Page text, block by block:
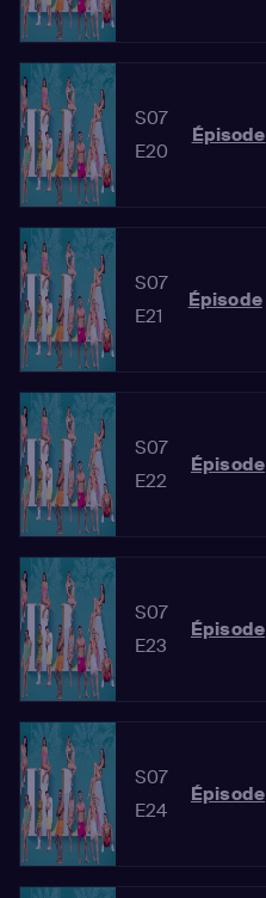
S07
E20
Épisode
S07
E21
Épisode
S07
E22
Épisode
S07
E23
Épisode
S07
E24
Épisode